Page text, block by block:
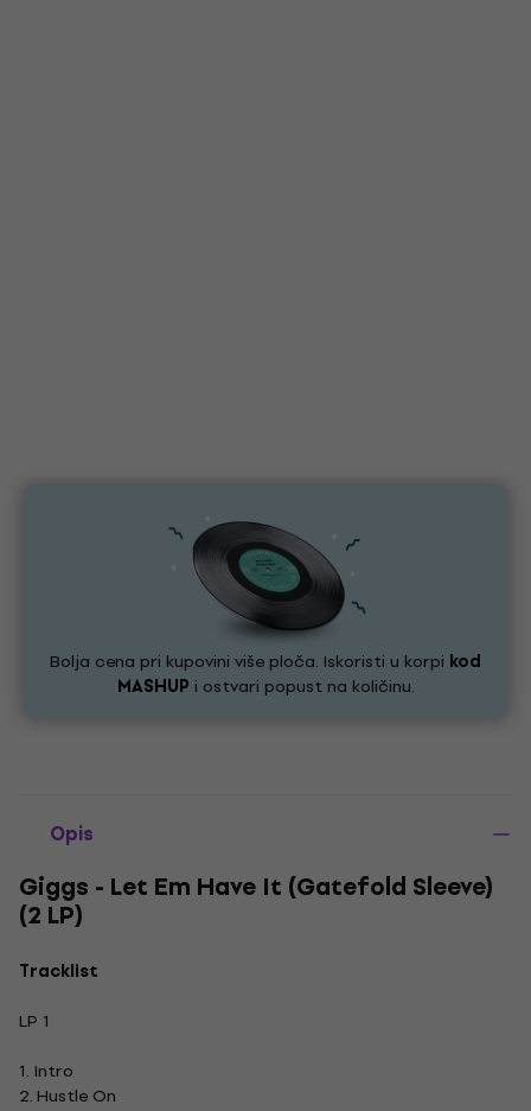
Bolja cena pri kupovini više ploča. Iskoristi u korpi kod
MASHUP i ostvari popust na količinu.
Opis
Giggs - Let Em Have It (Gatefold Sleeve)
(2 LP)
Tracklist
LP 1
1. Intro
2. Hustle On